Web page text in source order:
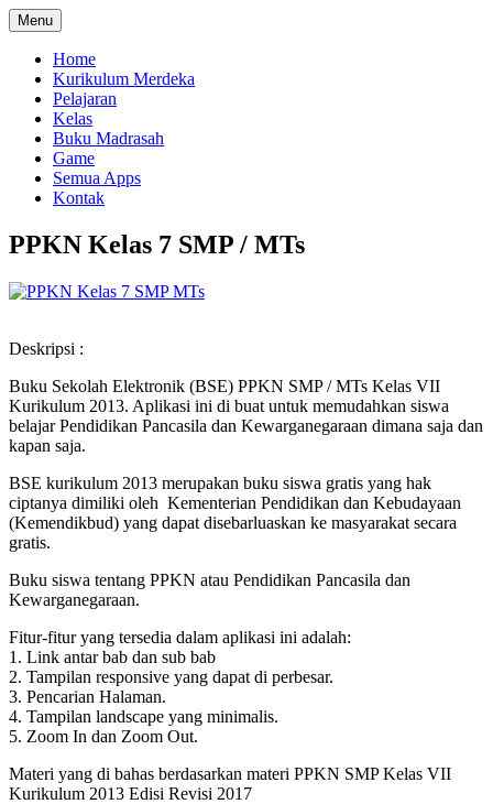
Menu
Home
Kurikulum Merdeka
Pelajaran
Kelas
Buku Madrasah
Game
Semua Apps
Kontak
PPKN Kelas 7 SMP / MTs
Deskripsi :
Buku Sekolah Elektronik (BSE) PPKN SMP / MTs Kelas VII
Kurikulum 2013. Aplikasi ini di buat untuk memudahkan siswa
belajar Pendidikan Pancasila dan Kewarganegaraan dimana saja dan
kapan saja.
BSE kurikulum 2013 merupakan buku siswa gratis yang hak
ciptanya dimiliki oleh Kementerian Pendidikan dan Kebudayaan
(Kemendikbud) yang dapat disebarluaskan ke masyarakat secara
gratis.
Buku siswa tentang PPKN atau Pendidikan Pancasila dan
Kewarganegaraan.
Fitur-fitur yang tersedia dalam aplikasi ini adalah:
1. Link antar bab dan sub bab
2. Tampilan responsive yang dapat di perbesar.
3. Pencarian Halaman.
4. Tampilan landscape yang minimalis.
5. Zoom In dan Zoom Out.
Materi yang di bahas berdasarkan materi PPKN SMP Kelas VII
Kurikulum 2013 Edisi Revisi 2017